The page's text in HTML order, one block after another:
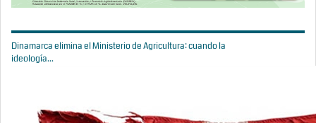
Dinamarca elimina el Ministerio de Agricultura: cuando la
ideología...